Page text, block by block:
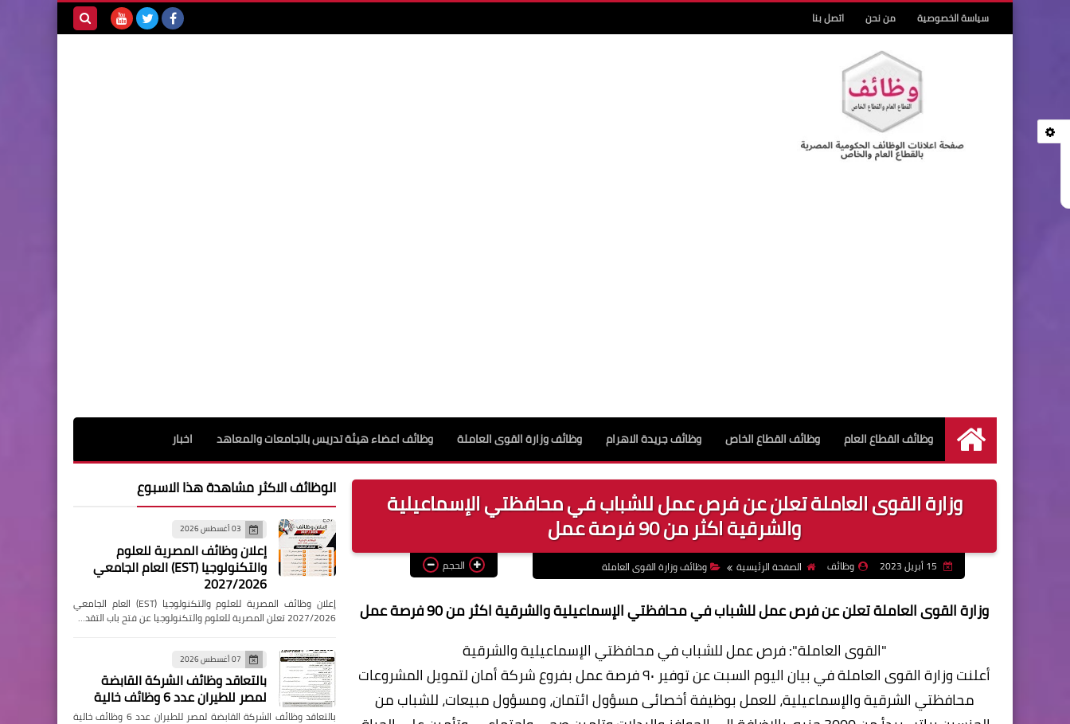
سياسة الخصوصية من نحن اتصل بنا
الرئيسية
وظائف القطاع العام وظائف القطاع الخاص وظائف جريدة الاهرام وظائف وزارة القوى العاملة وظائف اعضاء هيئة تدريس بالجامعات والمعاهد اخبار
وزارة القوى العاملة تعلن عن فرص عمل للشباب في محافظتي الإسماعيلية
والشرقية اكثر من 90 فرصة عمل
وظائف الصفحة الرئيسية وظائف وزارة القوى العاملة الحجم
وزارة القوى العاملة تعلن عن فرص عمل للشباب في محافظتي الإسماعيلية والشرقية اكثر من 90 فرصة عمل
"القوى العاملة": فرص عمل للشباب في محافظتي الإسماعيلية والشرقية
أعلنت وزارة القوى العاملة في بيان اليوم السبت عن توفير ٩٠ فرصة عمل بفروع شركة أمان لتمويل المشروعات
محافظتي الشرقية والإسماعيلية، للعمل بوظيفة أخصائى مسؤول ائتمان، ومسؤول مبيعات، للشباب من
الوظائف الاكثر مشاهدة هذا الاسبوع
03 أغسطس 2026
إعلان وظائف المصرية للعلوم
والتكنولوجيا (EST) العام الجامعي
2027/2026
إعلان وظائف المصرية للعلوم والتكنولوجيا (EST) العام الجامعي
2027/2026 تعلن المصرية للعلوم والتكنولوجيا عن فتح باب التقد…
07 أغسطس 2026
بالتعاقد وظائف الشركة القابضة
لمصر للطيران عدد 6 وظائف خالية
بالتعاقد وظائف الشركة القابضة لمصر للطيران عدد 6 وظائف خالية